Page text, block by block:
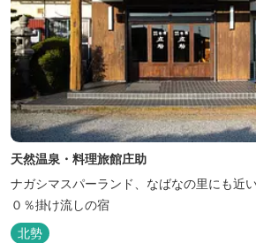
天然温泉・料理旅館庄助
ナガシマスパーランド、なばなの里にも近
０％掛け流しの宿
北勢